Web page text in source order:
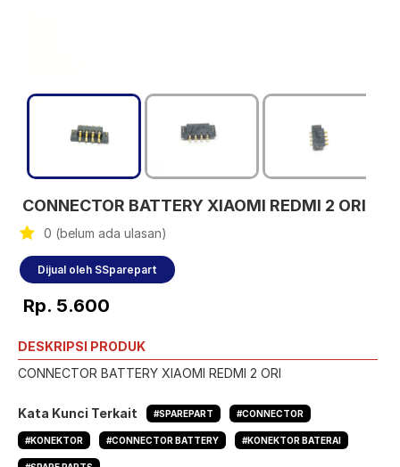
CONNECTOR BATTERY XIAOMI REDMI 2 ORI
0 (belum ada ulasan)
Dijual oleh SSparepart
Rp. 5.600
DESKRIPSI PRODUK
CONNECTOR BATTERY XIAOMI REDMI 2 ORI
Kata Kunci Terkait #SPAREPART #CONNECTOR
#KONEKTOR #CONNECTOR BATTERY #KONEKTOR BATERAI